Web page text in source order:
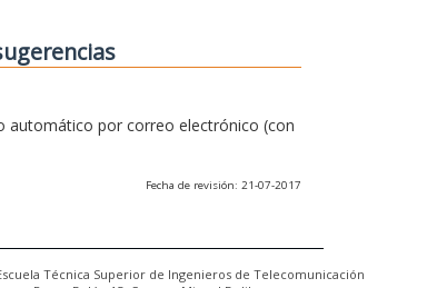
automático por correo electrónico (con
Fecha de revisión: 21-07-2017
Técnica Superior de Ingenieros de Telecomunicación